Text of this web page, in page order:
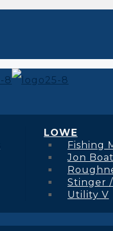
LOWE
Fishing
Jon
Stinger
Utility V